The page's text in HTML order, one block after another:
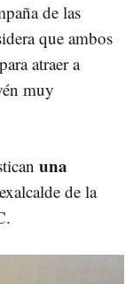
de las
que ambos
atraer a
muy
una
de la